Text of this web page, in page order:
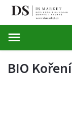
BIO